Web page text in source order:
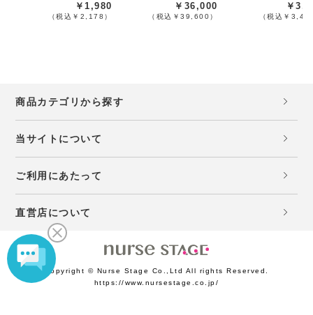
￥1,980
（税込￥2,178）
￥36,000
（税込￥39,600）
￥
（税込￥
商品カテゴリから探す
当サイトについて
ご利用にあたって
直営店について
Copyright © Nurse Stage Co.,Ltd All rights Reserved.
https://www.nursestage.co.jp/